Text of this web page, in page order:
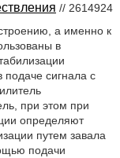
// 2614924
а именно к
в
подаче сигнала с
при этом при
определяют
путем завала
подачи